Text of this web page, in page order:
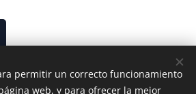
permitir un correcto funcionamiento
web, y para ofrecer la mejor